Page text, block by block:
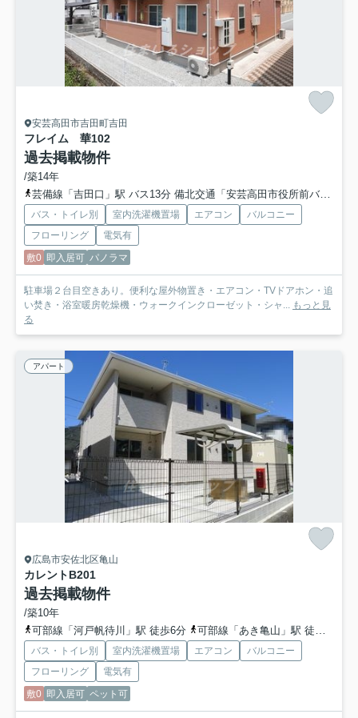
安芸高田市吉田町吉田
フレイム 華102
過去掲載物件
/築14年
芸備線「吉田口」駅 バス13分 備北交通「安芸高田市役所前バス停」 停歩7分
バス・トイレ別 室内洗濯機置場 エアコン
バルコニー
フローリング
電気有
敷0 即入居可 パノラマ
駐車場２台目空きあり。便利な屋外物置き・エアコン・TVドアホン・追
い焚き・浴室暖房乾燥機・ウォークインクローゼット・シャ...
もっと見
る
アパート
広島市安佐北区亀山
カレントB201
過去掲載物件
/築10年
可部線「河戸帆待川」駅 徒歩6分
可部線「あき亀山」駅 徒歩8分
バス・トイレ別 室内洗濯機置場 エアコン
バルコニー
フローリング
電気有
敷0 即入居可 ペット可